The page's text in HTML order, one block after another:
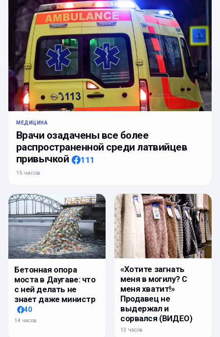
МЕДИЦИНА
Врачи озадачены все более
распространенной среди латвийцев
привычкой
111
15 часов
Бетонная опора
моста в Даугаве: что
с ней делать не
знает даже министр
40
14 часов
«Хотите загнать
меня в могилу? С
меня хватит!»
Продавец не
выдержал и
сорвался (ВИДЕО)
13 часов